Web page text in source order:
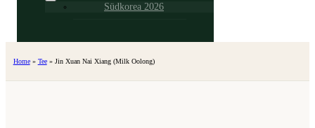
Südkorea 2026
Home» Tee» Jin Xuan Nai Xiang (Milk Oolong)